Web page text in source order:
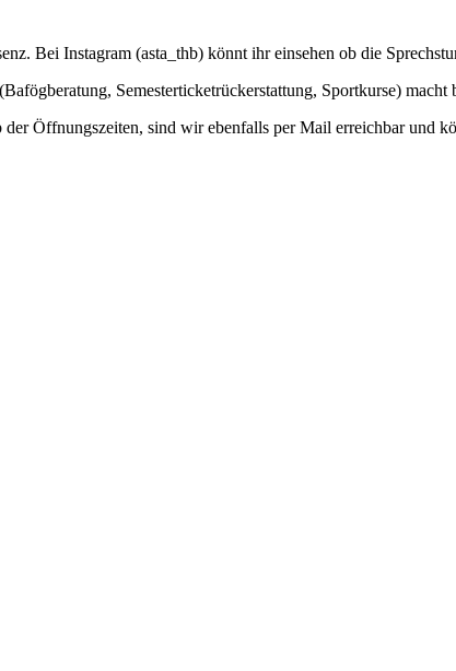
Bei Instagram (asta_thb) könnt ihr einsehen ob die
Semesterticketrückerstattung, Sportkurse)
Öffnungszeiten, sind wir ebenfalls per Mail erreichbar und